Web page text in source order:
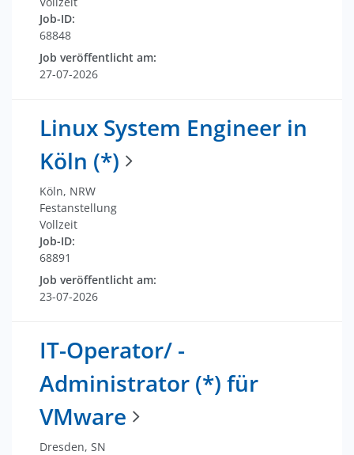
Job-ID:
68848
Job veröffentlicht am:
27-07-2026
Linux System Engineer in
Köln (*)
Köln, NRW
Festanstellung
Vollzeit
Job-ID:
68891
Job veröffentlicht am:
23-07-2026
IT-Operator/ -
Administrator (*) für
VMware
Dresden, SN